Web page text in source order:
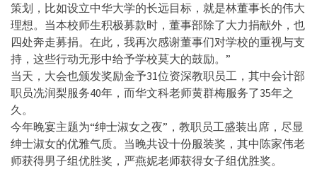
策划，比如设立中华大学的长远目标，就是林董事长的伟大
理想。当本校师生积极募款时，董事部除了大力捐献外，也
四处奔走募捐。在此，我再次感谢董事们对学校的重视与支
持，这些行动无形中给予学校莫大的鼓励。”
当天，大会也颁发奖励金予31位资深教职员工，其中会计部
职员冼润梨服务40年，而华文科老师黄群梅服务了35年之
久。
今年晚宴主题为“绅士淑女之夜”，教职员工盛装出席，尽显
绅士淑女的优雅气质。当晚共设十份服装奖，其中陈家伟老
师获得男子组优胜奖，严燕妮老师获得女子组优胜奖。